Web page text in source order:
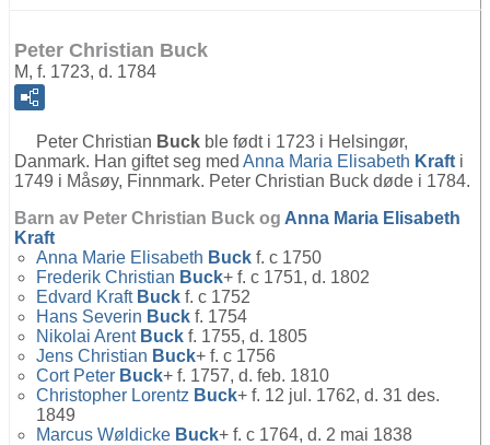
Peter Christian Buck
M, f. 1723, d. 1784
Peter Christian Buck ble født i 1723 i Helsingør,
Danmark. Han giftet seg med Anna Maria Elisabeth Kraft i
1749 i Måsøy, Finnmark. Peter Christian Buck døde i 1784.
Barn av Peter Christian Buck og Anna Maria Elisabeth
Kraft
Anna Marie Elisabeth Buck f. c 1750
Frederik Christian Buck+ f. c 1751, d. 1802
Edvard Kraft Buck f. c 1752
Hans Severin Buck f. 1754
Nikolai Arent Buck f. 1755, d. 1805
Jens Christian Buck+ f. c 1756
Cort Peter Buck+ f. 1757, d. feb. 1810
Christopher Lorentz Buck+ f. 12 jul. 1762, d. 31 des.
1849
Marcus Wøldicke Buck+ f. c 1764, d. 2 mai 1838